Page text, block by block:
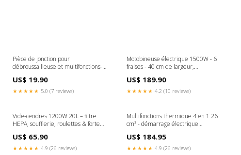
Pièce de jonction pour
débroussailleuse et multifonctions-
US$ 19.90
★★★★★ 5.0 (7 reviews)
Motobineuse électrique 1500W - 6
fraises - 40 cm de largeur,
DAYS
US$ 189.90
★★★★★ 4.2 (10 reviews)
Vide-cendres 1200W 20L – filtre
HEPA, soufflerie, roulettes & forte
US$ 65.90
★★★★★ 4.9 (26 reviews)
Multifonctions thermique 4 en 1 26
cm³ - démarrage électrique
US$ 184.95
★★★★★ 4.9 (26 reviews)